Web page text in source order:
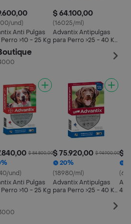
und)
Anti Pulgas
>10 - 25 Kg
$ 64.100,00
(16025/ml)
Advantix Antipulgas
para Perro >25 - 40 Kg
$ 84.800,00
und)
Anti Pulgas
>10 - 25 Kg
$ 75.920,00 $ 94.900,00
20%
(18980/ml)
Advantix Antipulgas
para Perro >25 - 40 Kg
$
4kg